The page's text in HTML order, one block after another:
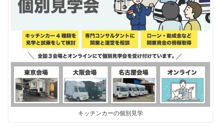
キッチンカーの個別見学